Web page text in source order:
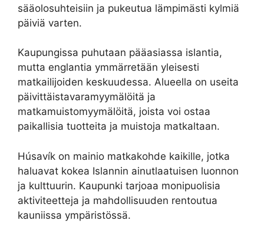
sääolosuhteisiin ja pukeutua lämpimästi kylmiä
päiviä varten.
Kaupungissa puhutaan pääasiassa islantia,
mutta englantia ymmärretään yleisesti
matkailijoiden keskuudessa. Alueella on useita
päivittäistavaramyymälöitä ja
matkamuistomyymälöitä, joista voi ostaa
paikallisia tuotteita ja muistoja matkaltaan.
Húsavík on mainio matkakohde kaikille, jotka
haluavat kokea Islannin ainutlaatuisen luonnon
ja kulttuurin. Kaupunki tarjoaa monipuolisia
aktiviteetteja ja mahdollisuuden rentoutua
kauniissa ympäristössä.